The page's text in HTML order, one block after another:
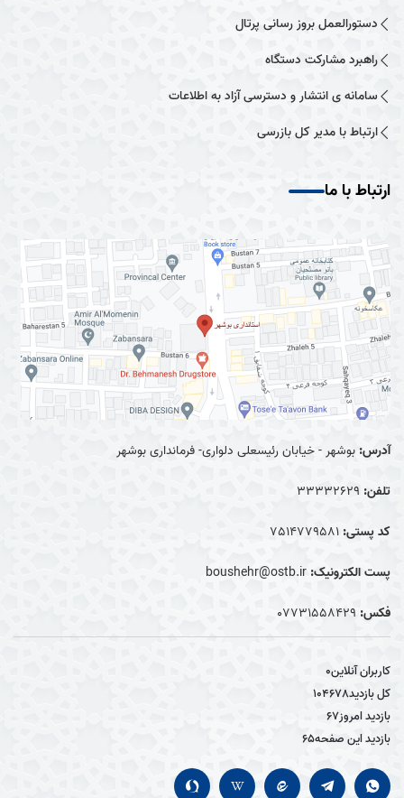
دستورالعمل بروز رسانی پرتال
راهبرد مشارکت دستگاه
سامانه ی انتشار و دسترسی آزاد به اطلاعات
ارتباط با مدیر کل بازرسی
ارتباط با ما
آدرس: بوشهر - خیابان رئیسعلی دلواری- فرمانداری بوشهر
تلفن: 33332629
کد پستی: 7514779581
پست الکترونیک: boushehr@ostb.ir
فکس: 0۷۷۳۱۵۵۸۴۲۹
کاربران آنلاین0
کل بازدید104678
بازدید امروز67
بازدید این صفحه65